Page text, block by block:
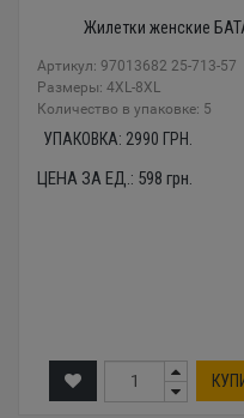
Жилетки женские
Артикул: 97013682 25-713-57
Размеры: 4XL-8XL
Количество в упаковке: 5
УПАКОВКА: 2990 ГРН.
ЦЕНА ЗА ЕД.: 598 грн.